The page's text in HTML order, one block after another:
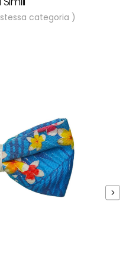
categoria )